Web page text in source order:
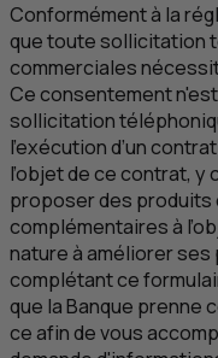
Conformément à la
que toute sollicitation
commerciales
Ce consentement
sollicitation
l’exécution d’un
l’objet de ce contrat, y
proposer des
complémentaires à
nature à améliorer ses
complétant ce
que la Banque prenne
ce afin de vous